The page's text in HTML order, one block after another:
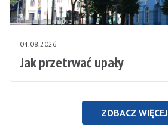
04.08.2026
Jak przetrwać upały
ZOBACZ WIĘCEJ